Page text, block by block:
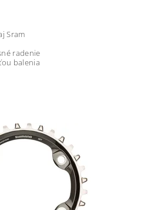
Sram
radenie
balenia